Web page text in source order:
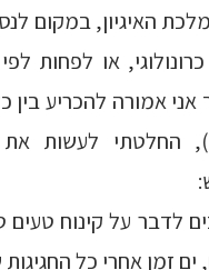
האיגיון, במקום
או לפחות
אני אמורה להכריע בין
החלטתי לעשות
לדבר על קינוח
ים זמן אחרי כל